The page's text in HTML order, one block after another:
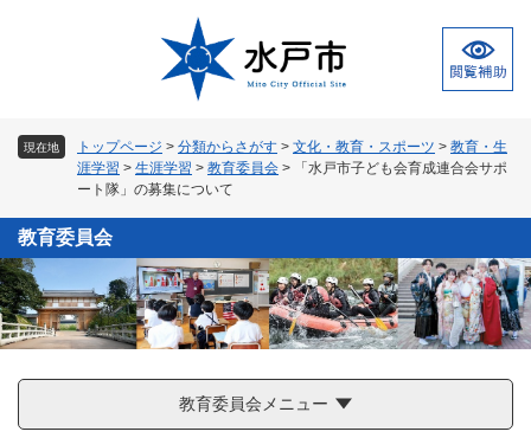
文
へ
現在地 トップページ > 分類からさがす > 文化・教育・スポーツ > 教育・生
涯学習 > 生涯学習 > 教育委員会 >
「水戸市子ども会育成連合会サポ
ート隊」の募集について
教育委員会
教育委員会メニュー